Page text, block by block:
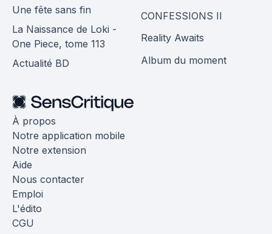
Une fête sans fin
La Naissance de Loki -
One Piece, tome 113
Actualité BD
CONFESSIONS II
Reality Awaits
Album du moment
À propos
Notre application mobile
Notre extension
Aide
Nous contacter
Emploi
L'édito
CGU